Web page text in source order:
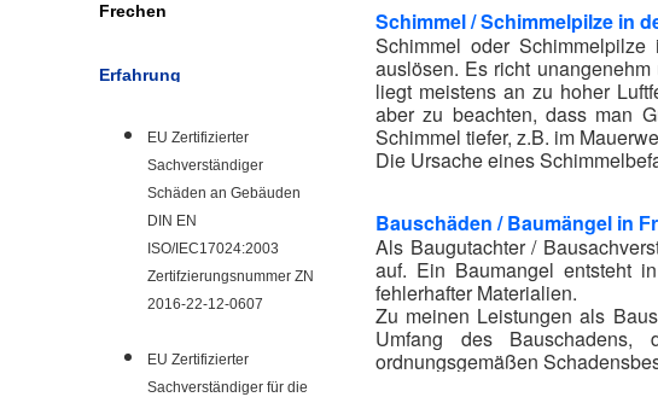
Bauschäden / Baumängel in
Als Baugutachter /
auf. Ein Baumangel entsteht
fehlerhafter Materialien.
Zu meinen Leistungen als
Umfang des Bauschadens,
ordnungsgemäßen
Schimmel / Schimmelpilze in
Schimmel oder
auslösen. Es richt
liegt meistens an zu hoher
aber zu beachten, dass man
Schimmel tiefer, z.B. im
Die Ursache eines
Frechen
Erfahrung
EU Zertifizierter
Sachverständiger
Schäden an Gebäuden
DIN EN
ISO/IEC17024:2003
Zertifzierungsnummer ZN
2016-22-12-0607
EU Zertifizierter
Sachverständiger für die